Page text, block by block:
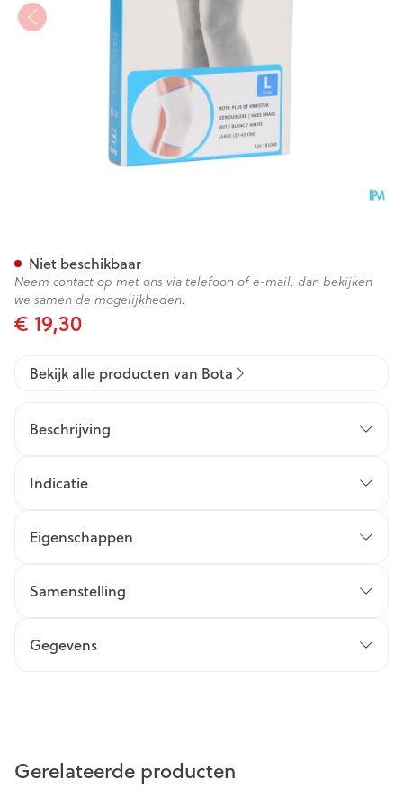
€ 19,30
Niet beschikbaar
Neem contact op met ons via telefoon of e-mail, dan bekijken
we samen de mogelijkheden.
Bekijk alle producten van Bota
Beschrijving
Indicatie
Eigenschappen
Samenstelling
Gegevens
Gerelateerde producten